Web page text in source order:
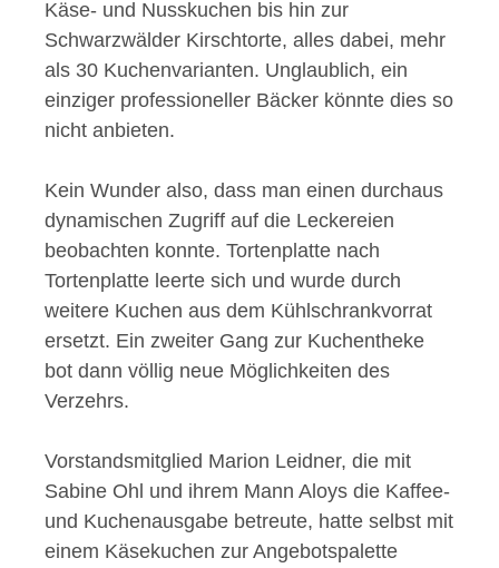
Käse- und Nusskuchen bis hin zur
Schwarzwälder Kirschtorte, alles dabei, mehr
als 30 Kuchenvarianten. Unglaublich, ein
einziger professioneller Bäcker könnte dies so
nicht anbieten.
Kein Wunder also, dass man einen durchaus
dynamischen Zugriff auf die Leckereien
beobachten konnte. Tortenplatte nach
Tortenplatte leerte sich und wurde durch
weitere Kuchen aus dem Kühlschrankvorrat
ersetzt. Ein zweiter Gang zur Kuchentheke
bot dann völlig neue Möglichkeiten des
Verzehrs.
Vorstandsmitglied Marion Leidner, die mit
Sabine Ohl und ihrem Mann Aloys die Kaffee-
und Kuchenausgabe betreute, hatte selbst mit
einem Käsekuchen zur Angebotspalette